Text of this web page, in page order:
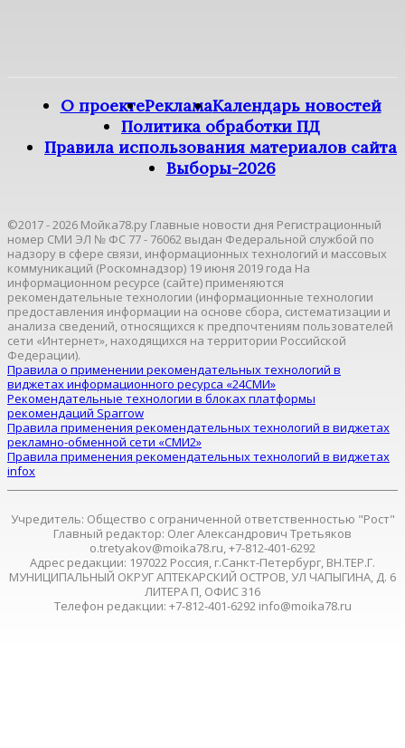
О проектеРекламаКалендарь новостей
Политика обработки ПД
Правила использования материалов сайта
Выборы-2026
©2017 - 2026 Мойка78.ру Главные новости дня Регистрационный
номер СМИ ЭЛ № ФС 77 - 76062 выдан Федеральной службой по
надзору в сфере связи, информационных технологий и массовых
коммуникаций (Роскомнадзор) 19 июня 2019 года На
информационном ресурсе (сайте) применяются
рекомендательные технологии (информационные технологии
предоставления информации на основе сбора, систематизации и
анализа сведений, относящихся к предпочтениям пользователей
сети «Интернет», находящихся на территории Российской
Федерации).
Правила о применении рекомендательных технологий в
виджетах информационного ресурса «24СМИ»
Рекомендательные технологии в блоках платформы
рекомендаций Sparrow
Правила применения рекомендательных технологий в виджетах
рекламно-обменной сети «СМИ2»
Правила применения рекомендательных технологий в виджетах
infox
Учредитель: Общество с ограниченной ответственностью "Рост"
Главный редактор: Олег Александрович Третьяков
o.tretyakov@moika78.ru, +7-812-401-6292
Адрес редакции: 197022 Россия, г.Санкт-Петербург, ВН.ТЕР.Г.
МУНИЦИПАЛЬНЫЙ ОКРУГ АПТЕКАРСКИЙ ОСТРОВ, УЛ ЧАПЫГИНА, Д. 6
ЛИТЕРА П, ОФИС 316
Телефон редакции: +7-812-401-6292 info@moika78.ru